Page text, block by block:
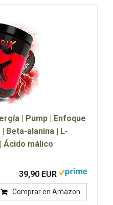
| Pump | Enfoque
Beta-alanina | L-
Ácido málico
39,90 EUR
Comprar en Amazon